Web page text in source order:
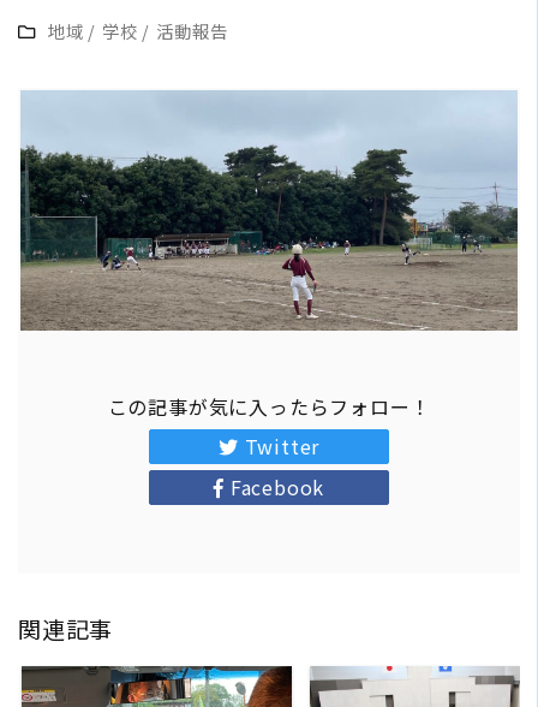
地域 / 学校 / 活動報告
この記事が気に入ったらフォロー！
Twitter
Facebook
関連記事